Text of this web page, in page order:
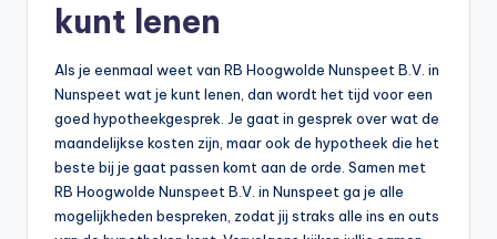
kunt lenen
Als je eenmaal weet van RB Hoogwolde Nunspeet B.V. in
Nunspeet wat je kunt lenen, dan wordt het tijd voor een
goed hypotheekgesprek. Je gaat in gesprek over wat de
maandelijkse kosten zijn, maar ook de hypotheek die het
beste bij je gaat passen komt aan de orde. Samen met
RB Hoogwolde Nunspeet B.V. in Nunspeet ga je alle
mogelijkheden bespreken, zodat jij straks alle ins en outs